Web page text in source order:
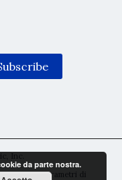
Inc.
nei parametri di
da parte nostra.